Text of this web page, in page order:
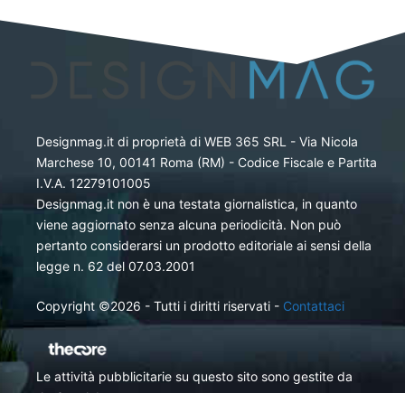
Designmag.it di proprietà di WEB 365 SRL - Via Nicola
Marchese 10, 00141 Roma (RM) - Codice Fiscale e Partita
I.V.A. 12279101005
Designmag.it non è una testata giornalistica, in quanto
viene aggiornato senza alcuna periodicità. Non può
pertanto considerarsi un prodotto editoriale ai sensi della
legge n. 62 del 07.03.2001
Copyright ©2026 - Tutti i diritti riservati - Contattaci
Le attività pubblicitarie su questo sito sono gestite da